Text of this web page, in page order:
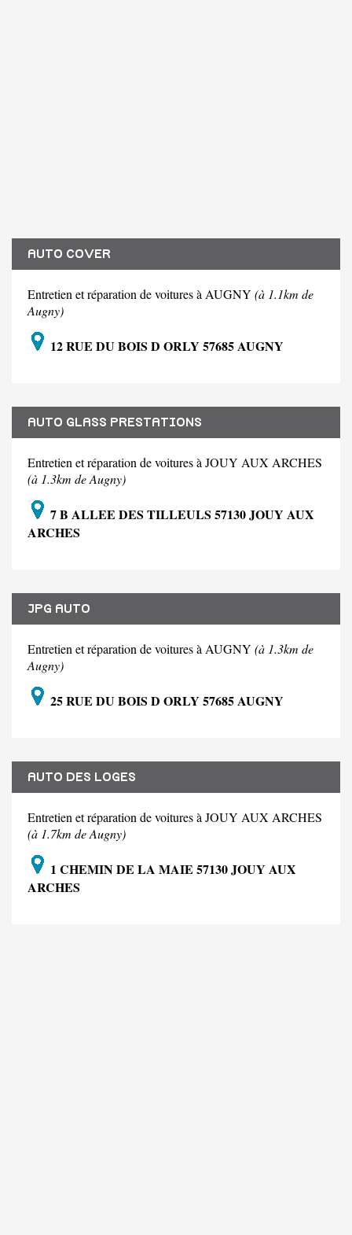
AUTO COVER
Entretien et réparation de voitures à AUGNY (à 1.1km de
Augny)
12 RUE DU BOIS D ORLY 57685 AUGNY
AUTO GLASS PRESTATIONS
Entretien et réparation de voitures à JOUY AUX ARCHES
(à 1.3km de Augny)
7 B ALLEE DES TILLEULS 57130 JOUY AUX
ARCHES
JPG AUTO
Entretien et réparation de voitures à AUGNY (à 1.3km de
Augny)
25 RUE DU BOIS D ORLY 57685 AUGNY
AUTO DES LOGES
Entretien et réparation de voitures à JOUY AUX ARCHES
(à 1.7km de Augny)
1 CHEMIN DE LA MAIE 57130 JOUY AUX
ARCHES